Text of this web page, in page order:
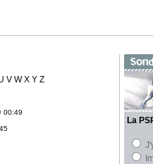
V W X Y Z
00:49
La